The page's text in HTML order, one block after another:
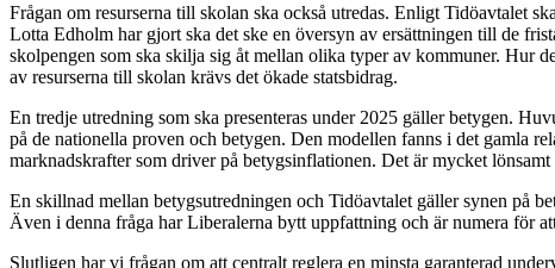
Frågan om resurserna till skolan ska också utredas. Enligt Tidöavtalet
Lotta Edholm har gjort ska det ske en översyn av ersättningen till de
skolpengen som ska skilja sig åt mellan olika typer av kommuner. Hur
av resurserna till skolan krävs det ökade statsbidrag.
En tredje utredning som ska presenteras under 2025 gäller betygen.
på de nationella proven och betygen. Den modellen fanns i det gamla
marknadskrafter som driver på betygsinflationen. Det är mycket
En skillnad mellan betygsutredningen och Tidöavtalet gäller synen på
Även i denna fråga har Liberalerna bytt uppfattning och är numera för
Slutligen har vi frågan om att centralt reglera en minsta garanterad